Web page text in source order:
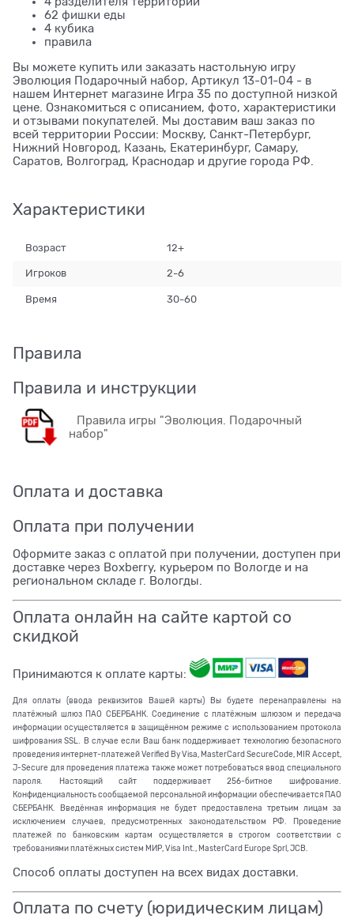
62 фишки еды
4 кубика
правила
Вы можете купить или заказать настольную игру
Эволюция Подарочный набор, Артикул 13-01-04 - в
нашем Интернет магазине Игра 35 по доступной низкой
цене. Ознакомиться с описанием, фото, характеристики
и отзывами покупателей. Мы доставим ваш заказ по
всей территории России: Москву, Санкт-Петербург,
Нижний Новгород, Казань, Екатеринбург, Самару,
Саратов, Волгоград, Краснодар и другие города РФ.
Характеристики
Возраст 12+
Игроков 2-6
Время 30-60
Правила
Правила и инструкции
Правила игры "Эволюция. Подарочный
набор"
Оплата и доставка
Оплата при получении
Оформите заказ с оплатой при получении, доступен при
доставке через Boxberry, курьером по Вологде и на
региональном складе г. Вологды.
Оплата онлайн на сайте картой со
скидкой
Принимаются к оплате карты:
Для оплаты (ввода реквизитов Вашей карты) Вы будете перенаправлены на
платёжный шлюз ПАО СБЕРБАНК. Соединение с платёжным шлюзом и передача
информации осуществляется в защищённом режиме с использованием протокола
шифрования SSL. В случае если Ваш банк поддерживает технологию безопасного
проведения интернет-платежей Verified By Visa, MasterCard SecureCode, MIR Accept,
J-Secure для проведения платежа также может потребоваться ввод специального
пароля. Настоящий сайт поддерживает 256-битное шифрование.
Конфиденциальность сообщаемой персональной информации обеспечивается ПАО
СБЕРБАНК. Введённая информация не будет предоставлена третьим лицам за
исключением случаев, предусмотренных законодательством РФ. Проведение
платежей по банковским картам осуществляется в строгом соответствии с
требованиями платёжных систем МИР, Visa Int., MasterCard Europe Sprl, JCB.
Способ оплаты доступен на всех видах доставки.
Оплата по счету (юридическим лицам)